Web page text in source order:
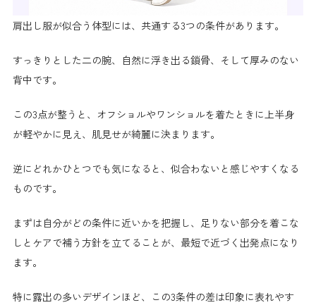
肩出し服が似合う体型には、共通する3つの条件があります。
すっきりとした二の腕、自然に浮き出る鎖骨、そして厚みのない
背中です。
この3点が整うと、オフショルやワンショルを着たときに上半身
が軽やかに見え、肌見せが綺麗に決まります。
逆にどれかひとつでも気になると、似合わないと感じやすくなる
ものです。
まずは自分がどの条件に近いかを把握し、足りない部分を着こな
しとケアで補う方針を立てることが、最短で近づく出発点になり
ます。
特に露出の多いデザインほど、この3条件の差は印象に表れやす